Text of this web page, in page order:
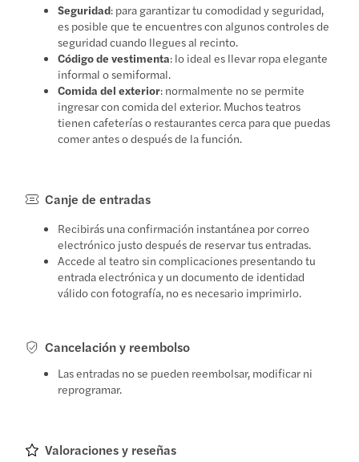
Seguridad: para garantizar tu comodidad y seguridad,
es posible que te encuentres con algunos controles de
seguridad cuando llegues al recinto.
Código de vestimenta: lo ideal es llevar ropa elegante
informal o semiformal.
Comida del exterior: normalmente no se permite
ingresar con comida del exterior. Muchos teatros
tienen cafeterías o restaurantes cerca para que puedas
comer antes o después de la función.
Canje de entradas
Recibirás una confirmación instantánea por correo
electrónico justo después de reservar tus entradas.
Accede al teatro sin complicaciones presentando tu
entrada electrónica y un documento de identidad
válido con fotografía, no es necesario imprimirlo.
Cancelación y reembolso
Las entradas no se pueden reembolsar, modificar ni
reprogramar.
Valoraciones y reseñas